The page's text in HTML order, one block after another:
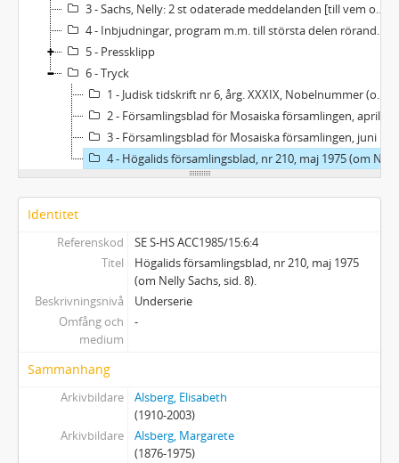
3 - Sachs, Nelly: 2 st odaterade meddelanden [till vem oklart]. Anteckningar på kuvert och lös lapp.
4 - Inbjudningar, program m.m. till största delen rörande Nelly Sachs.
5 - Pressklipp
6 - Tryck
1 - Judisk tidskrift nr 6, årg. XXXIX, Nobelnummer (om Nelly Sachs och S. J. Agnon).
2 - Församlingsblad för Mosaiska församlingen, april 1967 (om Nelly Sachs, sid. 4).
3 - Församlingsblad för Mosaiska församlingen, juni 1970 (In memoriam. Nelly Sachs, sid. 5).
4 - Högalids församlingsblad, nr 210, maj 1975 (om Nelly Sachs, sid. 8).
Identitet
Referenskod
SE S-HS ACC1985/15:6:4
Titel
Högalids församlingsblad, nr 210, maj 1975
(om Nelly Sachs, sid. 8).
Beskrivningsnivå
Underserie
Omfång och
medium
-
Sammanhang
Arkivbildare
Alsberg, Elisabeth
(1910-2003)
Arkivbildare
Alsberg, Margarete
(1876-1975)